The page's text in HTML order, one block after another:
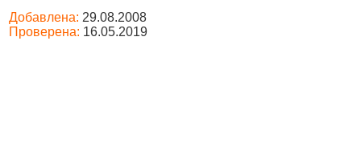
Добавлена: 29.08.2008
Проверена: 16.05.2019